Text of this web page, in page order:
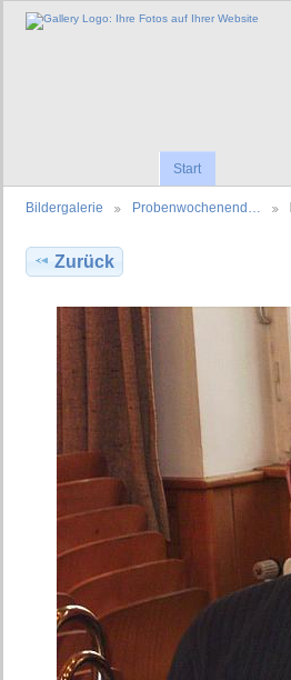
Start
Bildergalerie Probenwochenend…
Zurück